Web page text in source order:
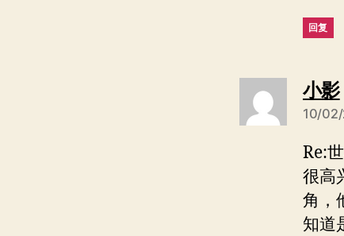
回复
小影
10/
Re:
很高
角，
知道